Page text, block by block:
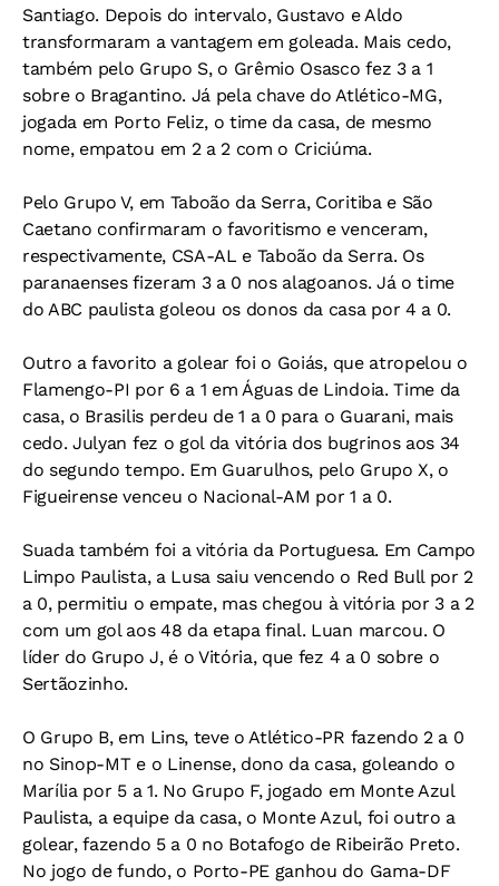
Santiago. Depois do intervalo, Gustavo e Aldo
transformaram a vantagem em goleada. Mais cedo,
também pelo Grupo S, o Grêmio Osasco fez 3 a 1
sobre o Bragantino. Já pela chave do Atlético-MG,
jogada em Porto Feliz, o time da casa, de mesmo
nome, empatou em 2 a 2 com o Criciúma.
Pelo Grupo V, em Taboão da Serra, Coritiba e São
Caetano confirmaram o favoritismo e venceram,
respectivamente, CSA-AL e Taboão da Serra. Os
paranaenses fizeram 3 a 0 nos alagoanos. Já o time
do ABC paulista goleou os donos da casa por 4 a 0.
Outro a favorito a golear foi o Goiás, que atropelou o
Flamengo-PI por 6 a 1 em Águas de Lindoia. Time da
casa, o Brasilis perdeu de 1 a 0 para o Guarani, mais
cedo. Julyan fez o gol da vitória dos bugrinos aos 34
do segundo tempo. Em Guarulhos, pelo Grupo X, o
Figueirense venceu o Nacional-AM por 1 a 0.
Suada também foi a vitória da Portuguesa. Em Campo
Limpo Paulista, a Lusa saiu vencendo o Red Bull por 2
a 0, permitiu o empate, mas chegou à vitória por 3 a 2
com um gol aos 48 da etapa final. Luan marcou. O
líder do Grupo J, é o Vitória, que fez 4 a 0 sobre o
Sertãozinho.
O Grupo B, em Lins, teve o Atlético-PR fazendo 2 a 0
no Sinop-MT e o Linense, dono da casa, goleando o
Marília por 5 a 1. No Grupo F, jogado em Monte Azul
Paulista, a equipe da casa, o Monte Azul, foi outro a
golear, fazendo 5 a 0 no Botafogo de Ribeirão Preto.
No jogo de fundo, o Porto-PE ganhou do Gama-DF